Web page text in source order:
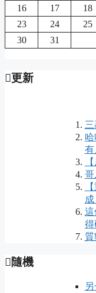
16
17 18
23
24 25
30
31
更新
有
哥
這
得
隨機